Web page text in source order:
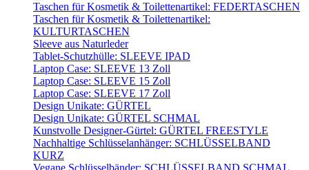
Taschen für Kosmetik & Toilettenartikel: FEDERTASCHEN
Taschen für Kosmetik & Toilettenartikel:
KULTURTASCHEN
Sleeve aus Naturleder
Tablet-Schutzhülle: SLEEVE IPAD
Laptop Case: SLEEVE 13 Zoll
Laptop Case: SLEEVE 15 Zoll
Laptop Case: SLEEVE 17 Zoll
Design Unikate: GÜRTEL
Design Unikate: GÜRTEL SCHMAL
Kunstvolle Designer-Gürtel: GÜRTEL FREESTYLE
Nachhaltige Schlüsselanhänger: SCHLÜSSELBAND
KURZ
Vegane Schlüsselbänder: SCHLÜSSELBAND SCHMAL